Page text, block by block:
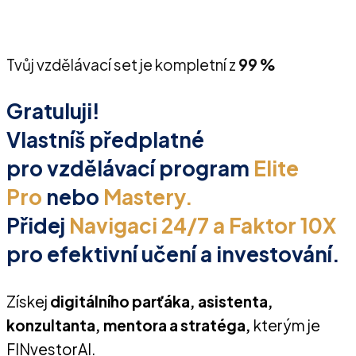
Tvůj vzdělávací set je kompletní z 99 %
Gratuluji!
Vlastníš předplatné
pro vzdělávací program Elite
Pro nebo Mastery.
Přidej Navigaci 24/7 a Faktor 10X
pro efektivní učení a investování.
Získej digitálního parťáka, asistenta,
konzultanta, mentora a stratéga, kterým je
FINvestorAI.